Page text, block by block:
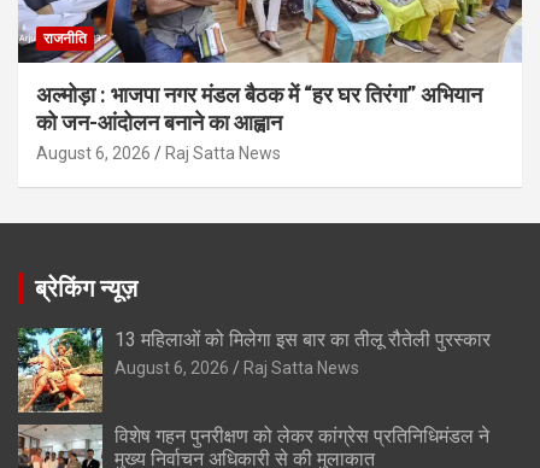
राजनीति
अल्मोड़ा : भाजपा नगर मंडल बैठक में “हर घर तिरंगा” अभियान
को जन-आंदोलन बनाने का आह्वान
August 6, 2026 Raj Satta News
ब्रेकिंग न्यूज़
13 महिलाओं को मिलेगा इस बार का तीलू रौतेली पुरस्कार
August 6, 2026 Raj Satta News
विशेष गहन पुनरीक्षण को लेकर कांग्रेस प्रतिनिधिमंडल ने
मुख्य निर्वाचन अधिकारी से की मुलाकात